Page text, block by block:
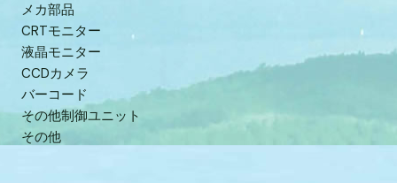
メカ部品
CRTモニター
液晶モニター
CCDカメラ
バーコード
その他制御ユニット
その他